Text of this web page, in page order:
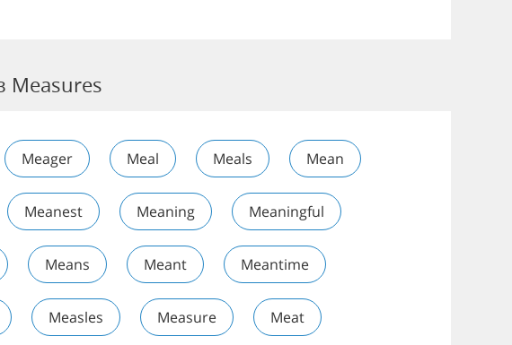
Measures
Meager Meal Meals Mean
Meanest Meaning Meaningful
Means Meant Meantime
Measles Measure Meat